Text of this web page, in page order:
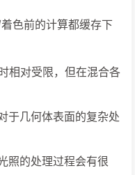
色前的计算都缓存下
相对受限，但在混合各
于几何体表面的复杂处
照的处理过程会有很